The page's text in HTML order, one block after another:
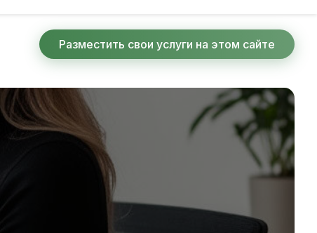
Разместить свои услуги на этом сайте